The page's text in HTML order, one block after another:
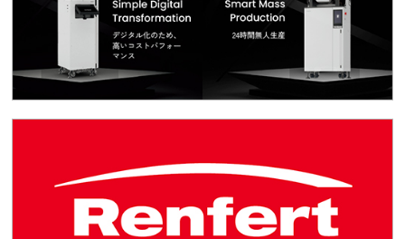
「感染症予防歯科技工士講習会」～和歌山～
催事情報
歯技協主催「企業説明会」のご案内
【会員限定】最新の点数分析表（2024年4月1日改
定）
匠の技を見る
2024.03.05